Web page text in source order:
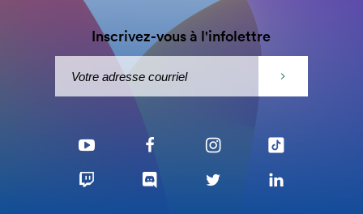
Inscrivez-vous à l'infolettre